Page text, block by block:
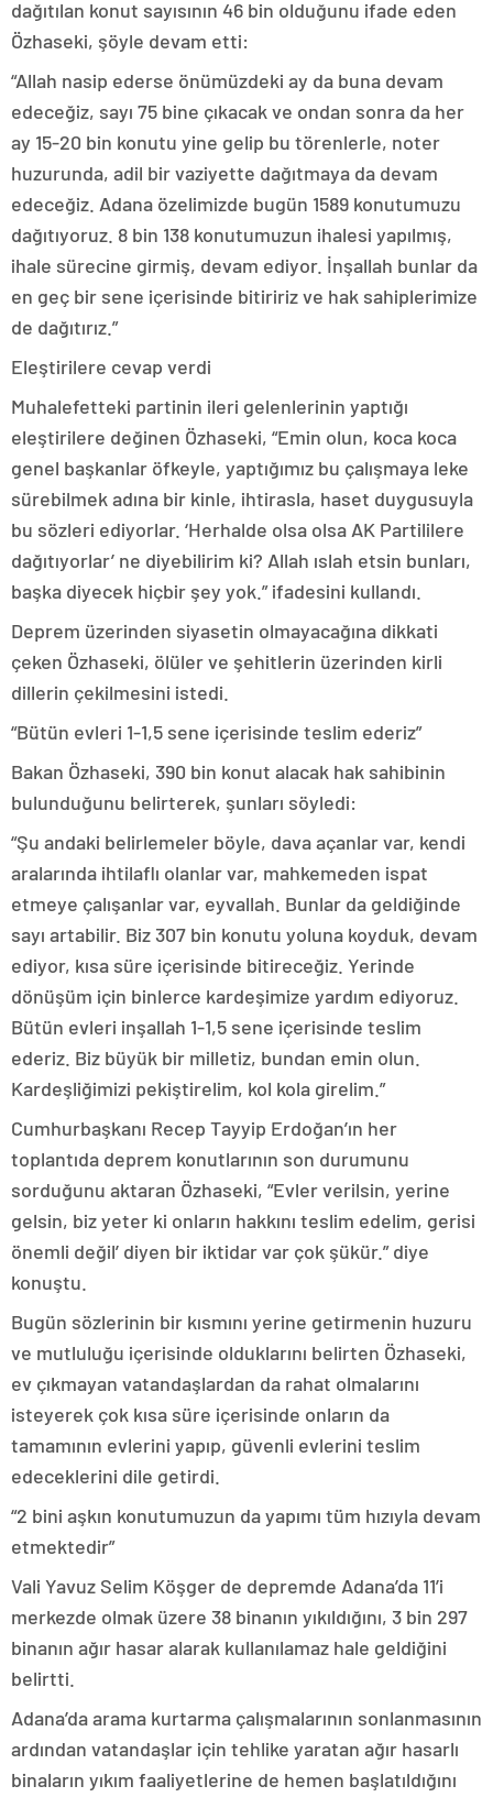
dağıtılan konut sayısının 46 bin olduğunu ifade eden
Özhaseki, şöyle devam etti:
“Allah nasip ederse önümüzdeki ay da buna devam
edeceğiz, sayı 75 bine çıkacak ve ondan sonra da her
ay 15-20 bin konutu yine gelip bu törenlerle, noter
huzurunda, adil bir vaziyette dağıtmaya da devam
edeceğiz. Adana özelimizde bugün 1589 konutumuzu
dağıtıyoruz. 8 bin 138 konutumuzun ihalesi yapılmış,
ihale sürecine girmiş, devam ediyor. İnşallah bunlar da
en geç bir sene içerisinde bitiririz ve hak sahiplerimize
de dağıtırız.”
Eleştirilere cevap verdi
Muhalefetteki partinin ileri gelenlerinin yaptığı
eleştirilere değinen Özhaseki, “Emin olun, koca koca
genel başkanlar öfkeyle, yaptığımız bu çalışmaya leke
sürebilmek adına bir kinle, ihtirasla, haset duygusuyla
bu sözleri ediyorlar. ‘Herhalde olsa olsa AK Partililere
dağıtıyorlar’ ne diyebilirim ki? Allah ıslah etsin bunları,
başka diyecek hiçbir şey yok.” ifadesini kullandı.
Deprem üzerinden siyasetin olmayacağına dikkati
çeken Özhaseki, ölüler ve şehitlerin üzerinden kirli
dillerin çekilmesini istedi.
“Bütün evleri 1-1,5 sene içerisinde teslim ederiz”
Bakan Özhaseki, 390 bin konut alacak hak sahibinin
bulunduğunu belirterek, şunları söyledi:
“Şu andaki belirlemeler böyle, dava açanlar var, kendi
aralarında ihtilaflı olanlar var, mahkemeden ispat
etmeye çalışanlar var, eyvallah. Bunlar da geldiğinde
sayı artabilir. Biz 307 bin konutu yoluna koyduk, devam
ediyor, kısa süre içerisinde bitireceğiz. Yerinde
dönüşüm için binlerce kardeşimize yardım ediyoruz.
Bütün evleri inşallah 1-1,5 sene içerisinde teslim
ederiz. Biz büyük bir milletiz, bundan emin olun.
Kardeşliğimizi pekiştirelim, kol kola girelim.”
Cumhurbaşkanı Recep Tayyip Erdoğan’ın her
toplantıda deprem konutlarının son durumunu
sorduğunu aktaran Özhaseki, “Evler verilsin, yerine
gelsin, biz yeter ki onların hakkını teslim edelim, gerisi
önemli değil’ diyen bir iktidar var çok şükür.” diye
konuştu.
Bugün sözlerinin bir kısmını yerine getirmenin huzuru
ve mutluluğu içerisinde olduklarını belirten Özhaseki,
ev çıkmayan vatandaşlardan da rahat olmalarını
isteyerek çok kısa süre içerisinde onların da
tamamının evlerini yapıp, güvenli evlerini teslim
edeceklerini dile getirdi.
“2 bini aşkın konutumuzun da yapımı tüm hızıyla devam
etmektedir”
Vali Yavuz Selim Köşger de depremde Adana’da 11’i
merkezde olmak üzere 38 binanın yıkıldığını, 3 bin 297
binanın ağır hasar alarak kullanılamaz hale geldiğini
belirtti.
Adana’da arama kurtarma çalışmalarının sonlanmasının
ardından vatandaşlar için tehlike yaratan ağır hasarlı
binaların yıkım faaliyetlerine de hemen başlatıldığını